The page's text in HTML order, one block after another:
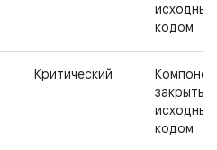
исходным
кодом
Критический
закрытым
исходным
кодом